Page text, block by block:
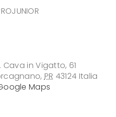
Cava in Vigatto, 61
, PR 43124 Italia
Maps